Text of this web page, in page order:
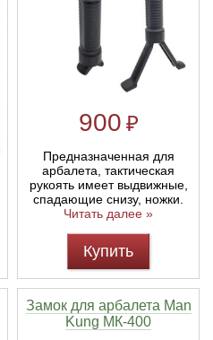
900 ₽
Предназначенная для
арбалета, тактическая
рукоять имеет выдвижные,
спадающие снизу, ножки.
Читать далее »
Купить
Замок для арбалета Man
Kung МК-400